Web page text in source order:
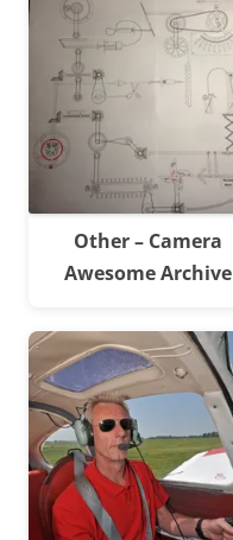
Other – Camera
Awesome Archive